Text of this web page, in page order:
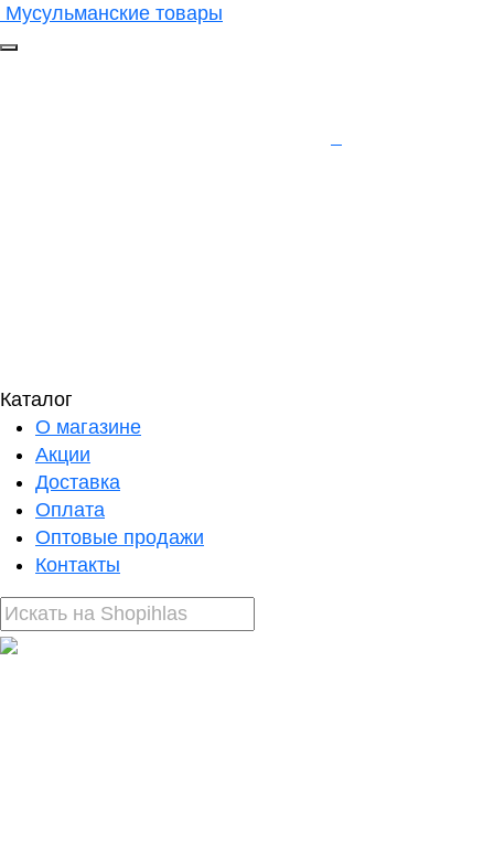
Мусульманские товары
Каталог
О магазине
Акции
Доставка
Оплата
Оптовые продажи
Контакты